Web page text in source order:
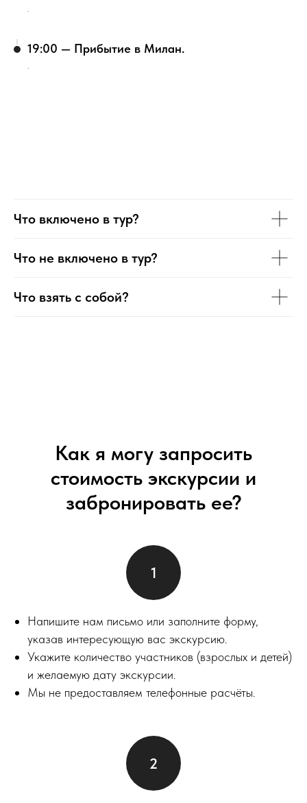
.
19:00 — Прибытие в Милан.
.
Что включено в тур?
Что не включено в тур?
Что взять с собой?
Как я могу запросить
стоимость экскурсии и
забронировать ее?
Напишите нам письмо или заполните форму,
указав интересующую вас экскурсию.
Укажите количество участников (взрослых и детей)
и желаемую дату экскурсии.
Мы не предоставляем телефонные расчёты.